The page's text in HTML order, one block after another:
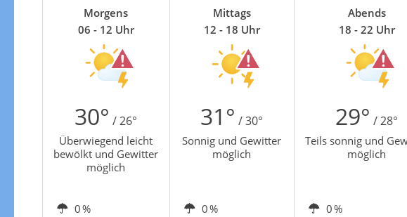
Morgens
06 - 12 Uhr
Mittags
12 - 18 Uhr
Abends
18 - 22 Uhr
30° / 26° 31° / 30° 29° / 28°
Überwiegend leicht
bewölkt und Gewitter
möglich
Sonnig und Gewitter
möglich
Teils sonnig und
möglich
0 % 0 % 0 %